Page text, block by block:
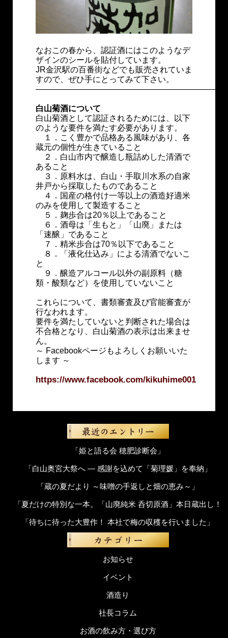
なおこの春から、認証酒にはこのようなデ
ザインのシールを貼付しています。
JR金沢駅の百番街などでも販売されていま
すので、ぜひ手にとってみて下さい。
白山菊酒について
白山菊酒として認証されるためには、以下
のような要件を満たす必要があります。
１．こく豊かで品格ある風味があり、各
蔵元の個性が生きていること
２．白山市内で醸造し瓶詰めした清酒で
あること
３．原料水は、白山・手取川水系の自家
井戸から採取したものであること
４．国産の格付け一等以上の酒造好適米
のみを使用して製造すること
５．麹歩合は20％以上であること
６．酒母は「生もと」「山廃」または
「速醸」であること
７．精米歩合は70％以下であること
８．「液化仕込み」による清酒でないこ
と
９．醸造アルコール以外の副原料（糖
類・酸類など）を使用していないこと
これらについて、書類審査及び官能審査が
行なわれます。
要件を満たしていないと判断された場合は
不合格となり、白山菊酒の表示は出来ませ
ん。
～ Facebookページもよろしくお願いいた
します ～
https://www.facebook.com/kikuhime001
「姫と語る会 穂肥診断会」
「白山奥宮大祭へ ― 感謝を込めて「菊理媛」を奉納」
「蔵の夏だより ～味噌の手返しと畑の恵み～」
「夏だけの特別な一本。「山廃純米 呑切原酒」本日蔵出し！
「待ちに待った大豊作！ 本社で梅の収穫を行いました」
お知らせ
イベント
酒造り
社長コラム
お酒の飲み方・選び方